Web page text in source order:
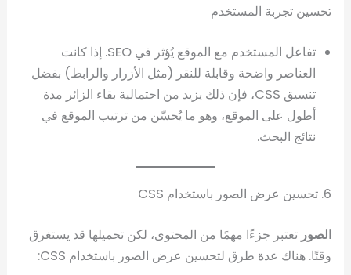
تحسين تجربة المستخدم
تفاعل المستخدم مع الموقع يُؤثر في SEO. إذا كانت
العناصر واضحة وقابلة للنقر (مثل الأزرار والرابط) بفضل
تنسيق CSS، فإن ذلك يزيد من احتمالية بقاء الزائر مدة
أطول على الموقع، وهو ما يُحسّن من ترتيب الموقع في
نتائج البحث.
6. تحسين عرض الصور باستخدام CSS
الصور تعتبر جزءًا مهمًا من المحتوى، لكن تحميلها قد يستغرق
وقتًا. هناك عدة طرق لتحسين عرض الصور باستخدام CSS: